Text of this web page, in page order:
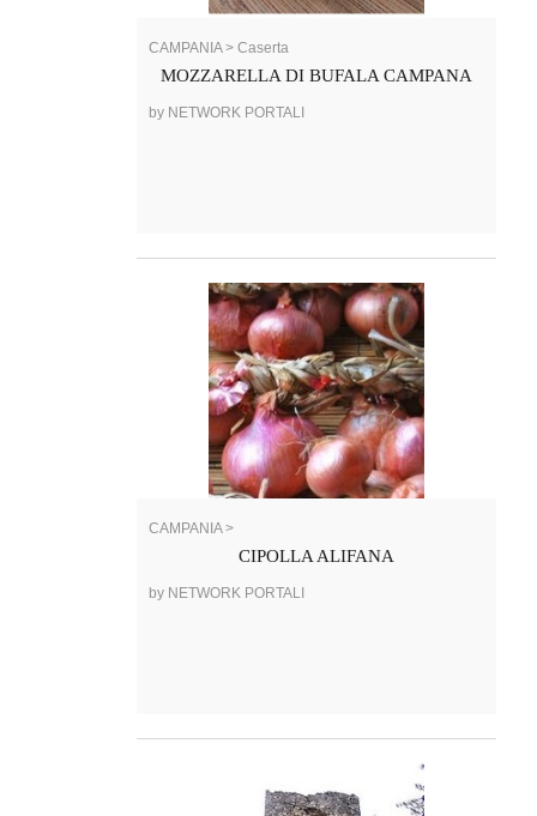
CAMPANIA > Caserta
MOZZARELLA DI BUFALA CAMPANA
by NETWORK PORTALI
CAMPANIA >
CIPOLLA ALIFANA
by NETWORK PORTALI